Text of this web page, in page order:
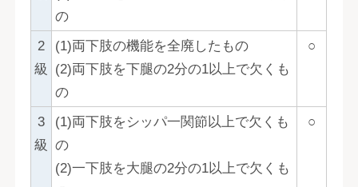
の
2
級
(1)両下肢の機能を全廃したもの
(2)両下肢を下腿の2分の1以上で欠くも
の
○
3
級
(1)両下肢をシッパ一関節以上で欠くも
の
(2)一下肢を大腿の2分の1以上で欠くも
○